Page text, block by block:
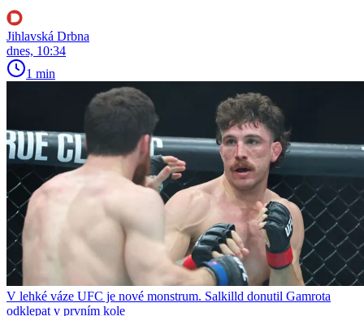
Jihlavská Drbna
dnes, 10:34
1 min
V lehké váze UFC je nové monstrum. Salkilld donutil Gamrota
odklepat v prvním kole